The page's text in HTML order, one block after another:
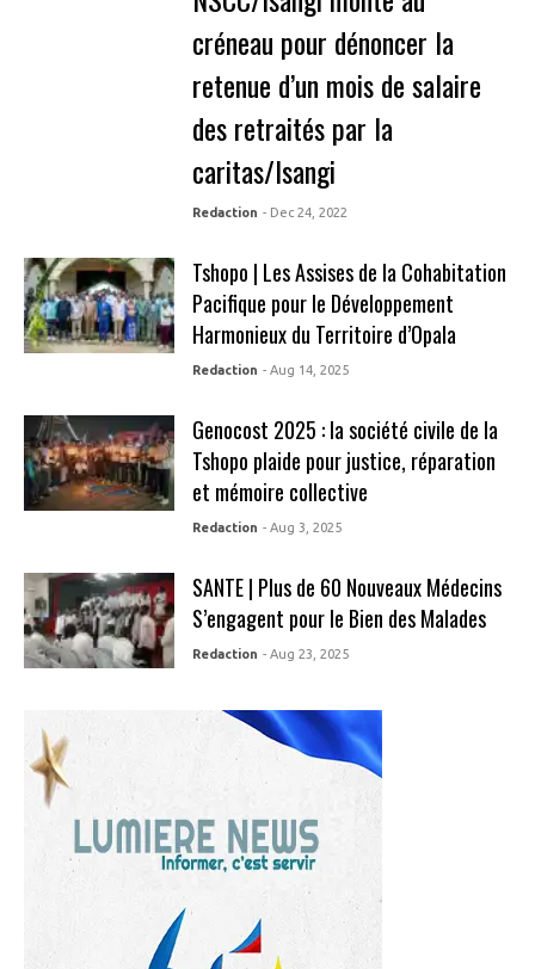
créneau pour dénoncer la
retenue d’un mois de salaire
des retraités par la
caritas/Isangi
Redaction - Dec 24, 2022
Tshopo | Les Assises de la Cohabitation
Pacifique pour le Développement
Harmonieux du Territoire d’Opala
Redaction - Aug 14, 2025
Genocost 2025 : la société civile de la
Tshopo plaide pour justice, réparation
et mémoire collective
Redaction - Aug 3, 2025
SANTE | Plus de 60 Nouveaux Médecins
S’engagent pour le Bien des Malades
Redaction - Aug 23, 2025